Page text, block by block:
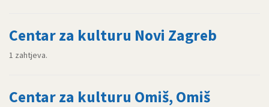
Centar za kulturu Novi Zagreb
1 zahtjeva.
Centar za kulturu Omiš, Omiš